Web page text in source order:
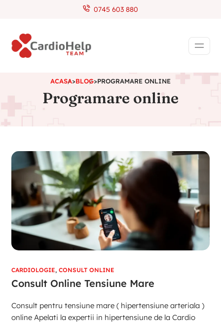
0745 603 880
ACASA>BLOG>PROGRAMARE ONLINE
Programare online
CARDIOLOGIE, CONSULT ONLINE
Consult Online Tensiune Mare
Consult pentru tensiune mare ( hipertensiune arteriala )
online Apelati la expertii in hipertensiune de la Cardio